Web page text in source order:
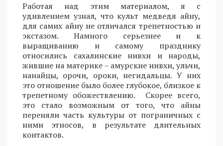
Работая над этим материалом, я с
удивлением узнал, что культ медведя айну,
для самих айну не отличался трепетностью и
экстазом. Намного серьезнее и к
выращиванию и самому празднику
относились сахалинские нивхи и народы,
жившие на материке – амурские нивхи, ульчи,
нанайцы, орочи, ороки, негидальцы. У них
это отношение было более глубокое, близкое к
трепетному обожествлению. Скорее всего,
это стало возможным от того, что айны
переняли часть культуры от пограничных с
ними этносов, в результате длительных
контактов.